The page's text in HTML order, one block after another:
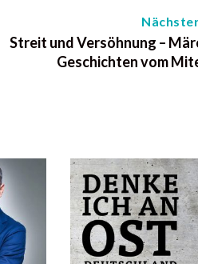
Streit und Versöhnung –
Geschichten vom